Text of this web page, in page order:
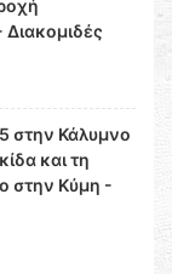
στην Κάλυμνο
και τη
στην Κύμη -